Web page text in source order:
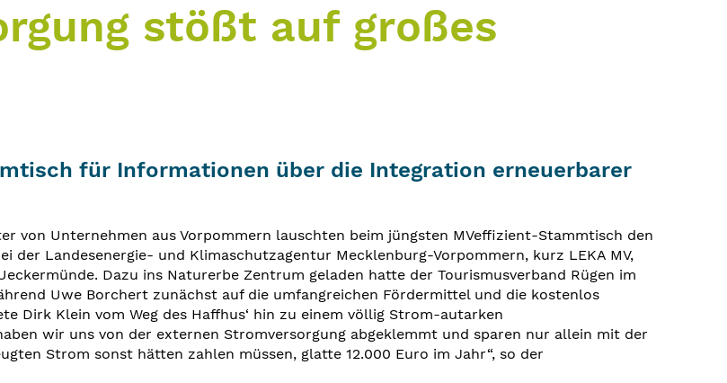
stößt auf großes
für Informationen über die Integration erneuerbarer
von Unternehmen aus Vorpommern lauschten beim jüngsten MVeffizient-Stammtisch den
der Landesenergie- und Klimaschutzagentur Mecklenburg-Vorpommern, kurz LEKA MV,
Dazu ins Naturerbe Zentrum geladen hatte der Tourismusverband Rügen im
Uwe Borchert zunächst auf die umfangreichen Fördermittel und die kostenlos
Dirk Klein vom Weg des Haffhus‘ hin zu einem völlig Strom-autarken
wir uns von der externen Stromversorgung abgeklemmt und sparen nur allein mit der
Strom sonst hätten zahlen müssen, glatte 12.000 Euro im Jahr“, so der